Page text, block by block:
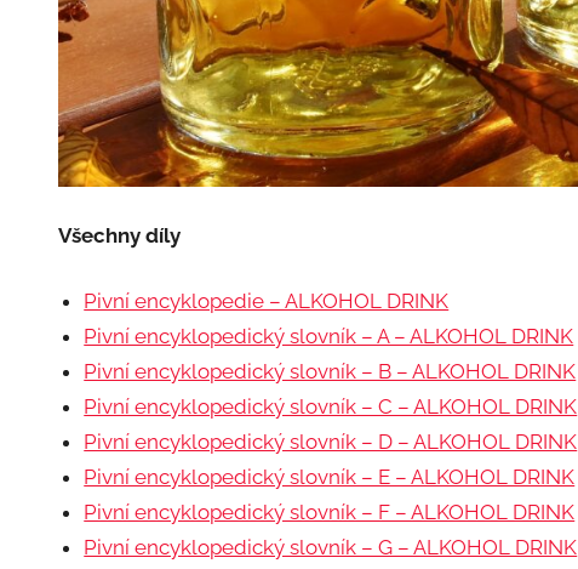
Všechny díly
Pivní encyklopedie – ALKOHOL DRINK
Pivní encyklopedický slovník – A – ALKOHOL DRINK
Pivní encyklopedický slovník – B – ALKOHOL DRINK
Pivní encyklopedický slovník – C – ALKOHOL DRINK
Pivní encyklopedický slovník – D – ALKOHOL DRINK
Pivní encyklopedický slovník – E – ALKOHOL DRINK
Pivní encyklopedický slovník – F – ALKOHOL DRINK
Pivní encyklopedický slovník – G – ALKOHOL DRINK